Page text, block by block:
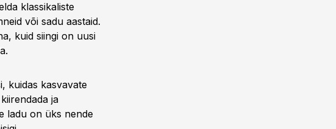
klassikaliste
või sadu aastaid.
kuid siingi on uusi
kuidas kasvavate
ja
ladu on üks nende